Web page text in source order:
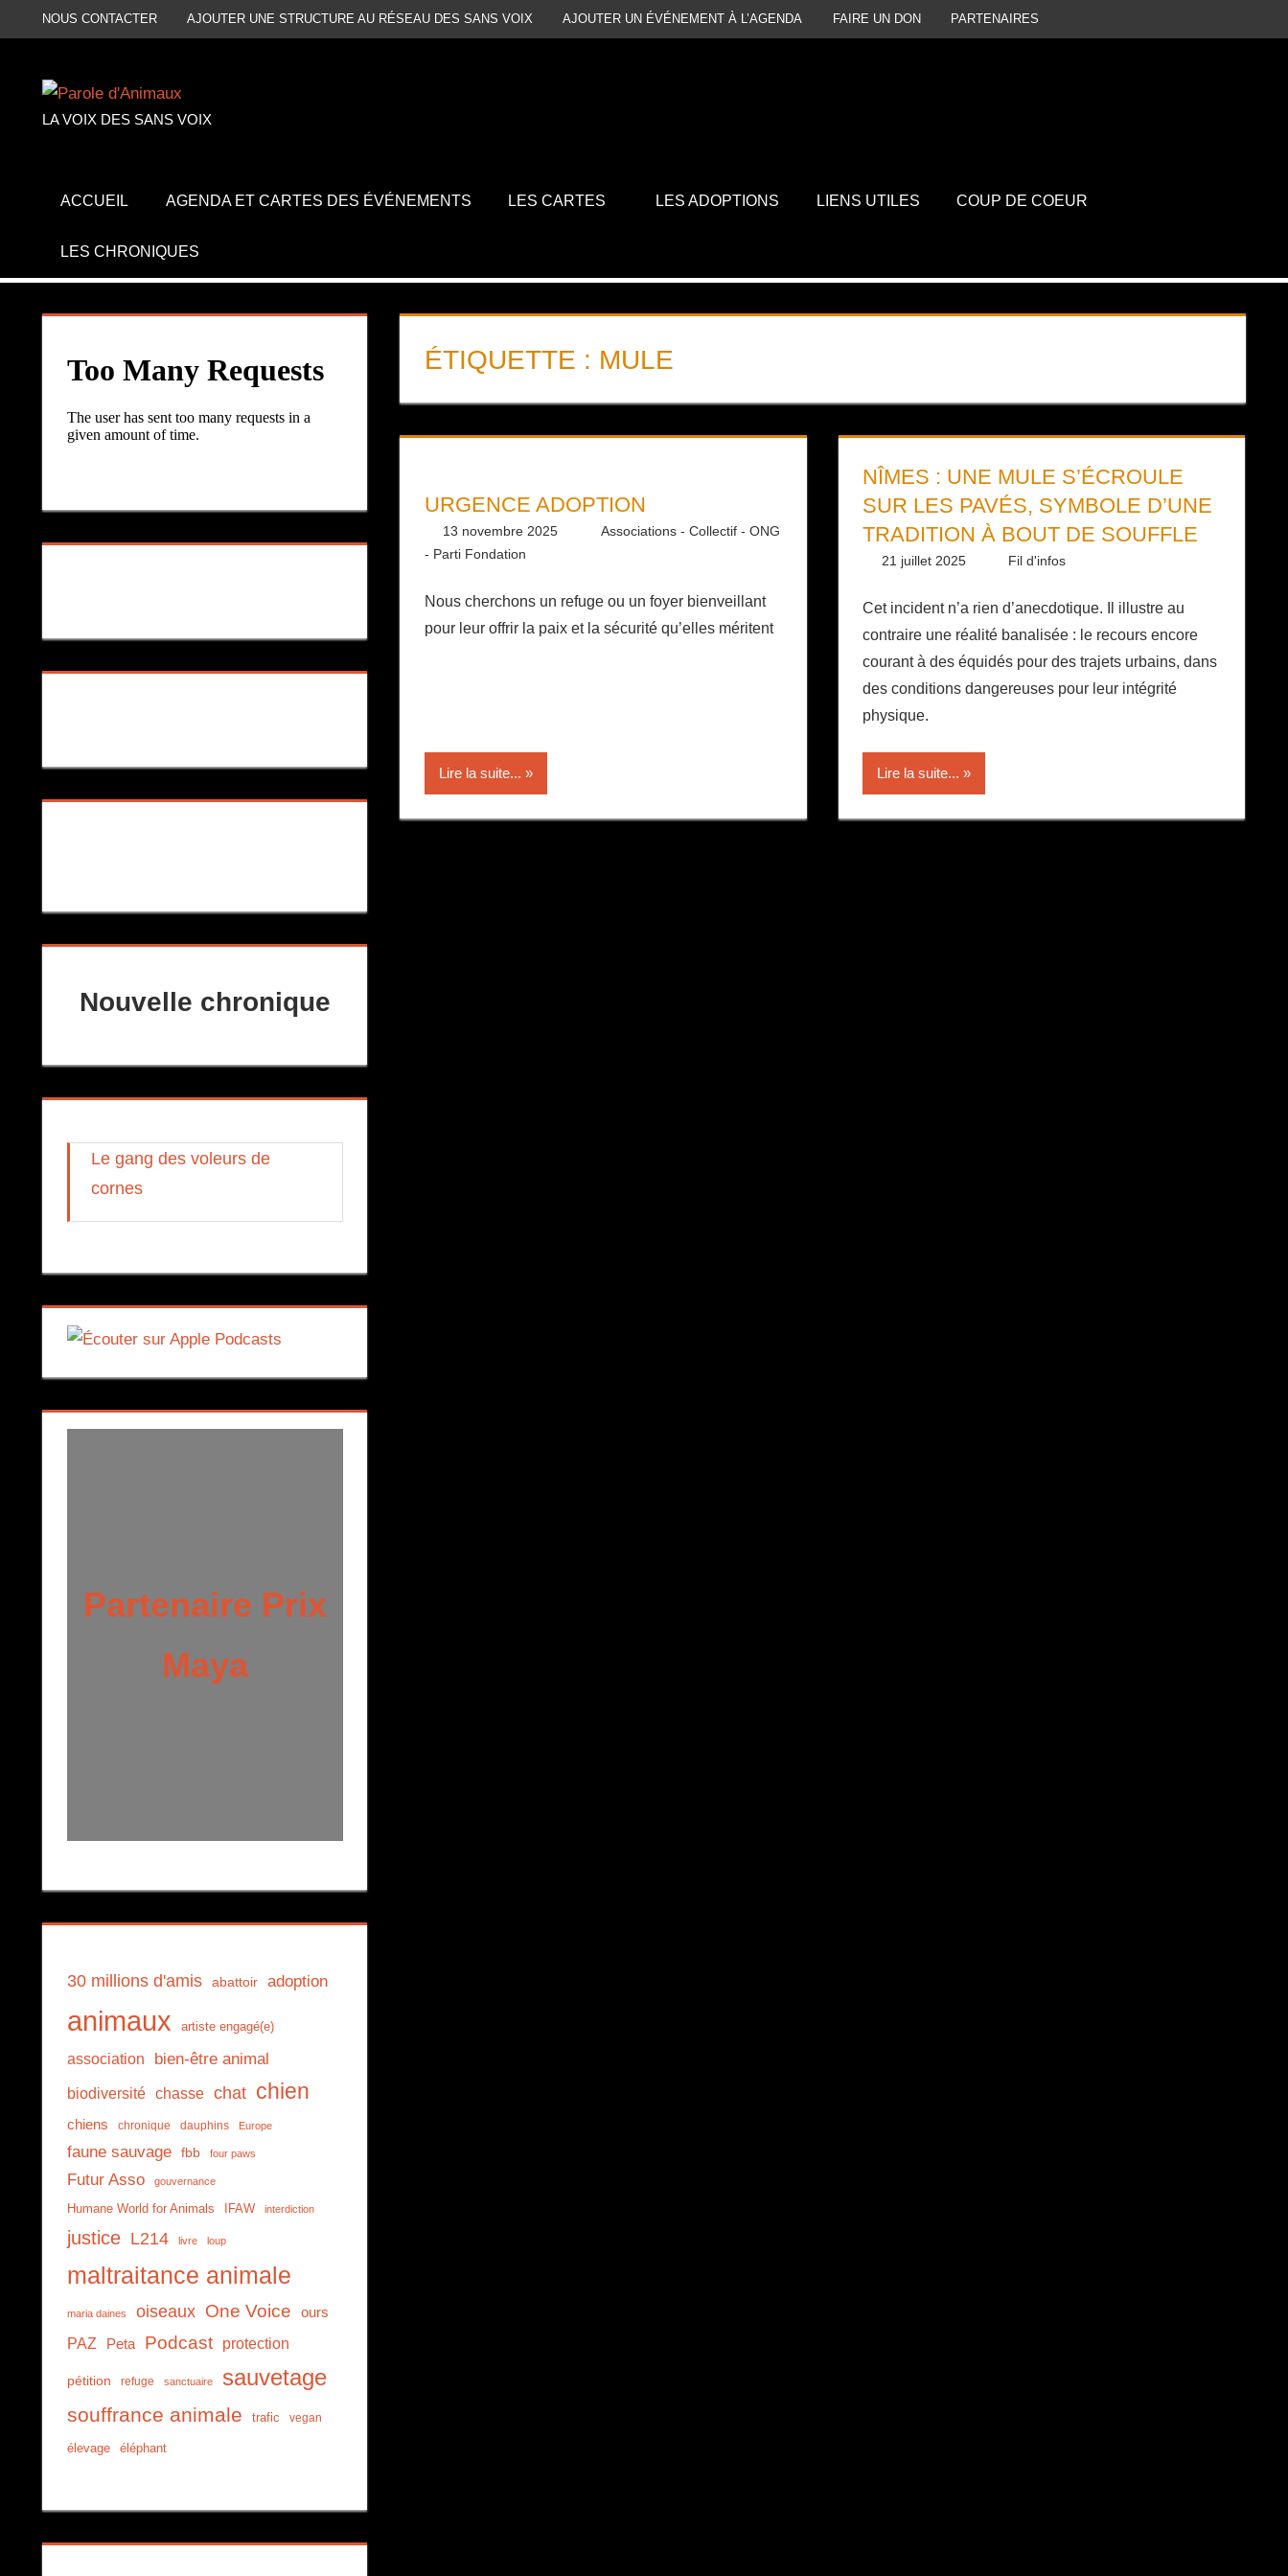
au
NOUS CONTACTER AJOUTER UNE STRUCTURE AU RÉSEAU DES SANS VOIX AJOUTER UN ÉVÉNEMENT À L’AGENDA FAIRE UN DON PARTENAIRES
LA VOIX DES SANS VOIX
ACCUEIL AGENDA ET CARTES DES ÉVÉNEMENTS LES CARTES LES ADOPTIONS LIENS UTILES COUP DE COEUR
LES CHRONIQUES
ÉTIQUETTE : MULE
URGENCE ADOPTION
13 novembre 2025 Daniel
Associations - Collectif - ONG
- Parti Fondation
Nous cherchons un refuge ou un foyer bienveillant
pour leur offrir la paix et la sécurité qu’elles méritent
Lire la suite...
NÎMES : UNE MULE S’ÉCROULE
SUR LES PAVÉS, SYMBOLE D’UNE
TRADITION À BOUT DE SOUFFLE
21 juillet 2025 Daniel
Fil d'infos
Cet incident n’a rien d’anecdotique. Il illustre au
contraire une réalité banalisée : le recours encore
courant à des équidés pour des trajets urbains, dans
des conditions dangereuses pour leur intégrité
physique.
Lire la suite...
Nouvelle chronique
Le gang des voleurs de
cornes
Partenaire Prix
Maya
30 millions d'amis abattoir adoption
animaux artiste engagé(e)
association bien-être animal
biodiversité chasse chat chien
chiens chronique dauphins Europe
faune sauvage fbb four paws
Futur Asso gouvernance
Humane World for Animals IFAW interdiction
justice L214 livre loup
maltraitance animale
maria daines oiseaux One Voice ours
PAZ Peta Podcast protection
pétition refuge sanctuaire sauvetage
souffrance animale trafic vegan
élevage éléphant